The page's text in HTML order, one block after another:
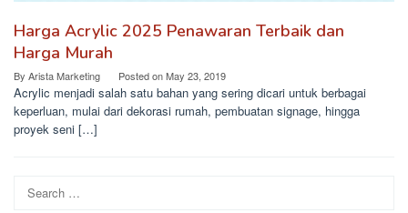
Harga Acrylic 2025 Penawaran Terbaik dan
Harga Murah
By Arista Marketing Posted onMay 23, 2019
Acrylic menjadi salah satu bahan yang sering dicari untuk berbagai
keperluan, mulai dari dekorasi rumah, pembuatan signage, hingga
proyek seni […]
Search
for: